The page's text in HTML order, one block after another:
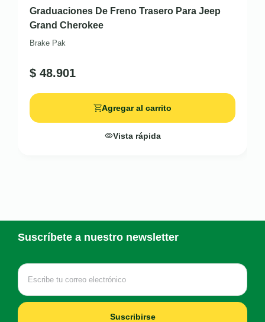
Graduaciones De Freno Trasero Para Jeep
Grand Cherokee
Brake Pak
$ 48.901
Agregar al carrito
Vista rápida
Suscríbete a nuestro newsletter
Suscribirse